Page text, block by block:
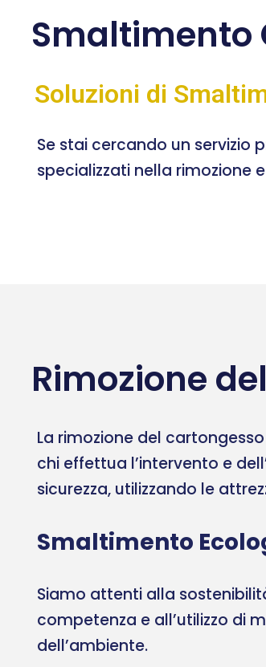
Smaltimento
Soluzioni di
Se stai cercando un servizio
specializzati nella rimozione
Rimozione
La rimozione del
chi effettua l’intervento e
sicurezza, utilizzando le
Smaltimento
Siamo attenti alla
competenza e all’utilizzo di
dell’ambiente.